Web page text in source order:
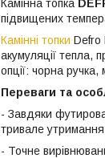
Камінна топка
підвищених
Камінні топки Defro
акумуляції тепла,
опції: чорна
Переваги та
- Завдяки
тривале
- Точне